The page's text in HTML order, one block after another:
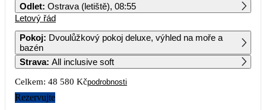
3 4 5 6 7 8 9
10 11 12
Odlet: Ostrava (letiště), 08:55
Letový řád
Pokoj: Dvoulůžkový pokoj deluxe, výhled na moře a
bazén
Strava: All inclusive soft
Celkem: 48 580 Kčpodrobnosti
Rezervujte